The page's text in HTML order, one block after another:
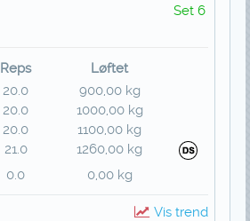
Set 6
Reps
Løftet
20.0
900,00 kg
20.0
1000,00 kg
20.0
1100,00 kg
21.0
1260,00 kg
0.0 0,00 kg
Vis trend